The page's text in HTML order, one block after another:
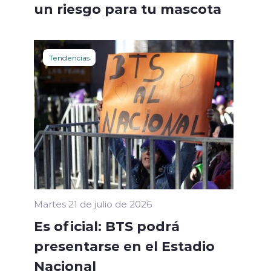
un riesgo para tu mascota
Tendencias
Martes 21 de julio de 2026
Es oficial: BTS podrá
presentarse en el Estadio
Nacional